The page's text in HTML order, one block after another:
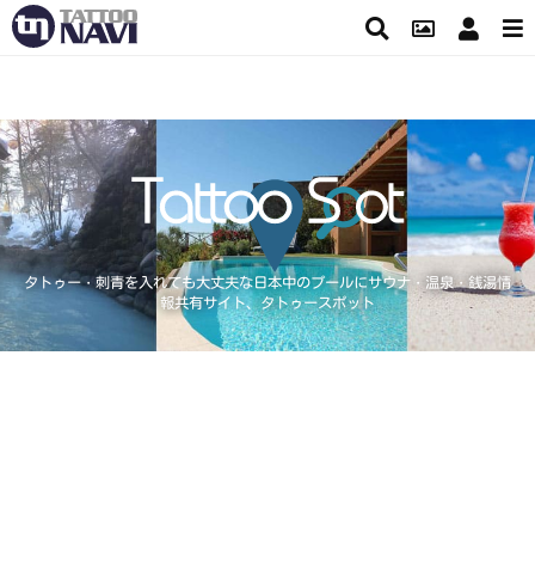
タトゥー・刺青を入れても大丈夫な日本中のプールにサウナ・温泉・銭湯情
報共有サイト、タトゥースポット